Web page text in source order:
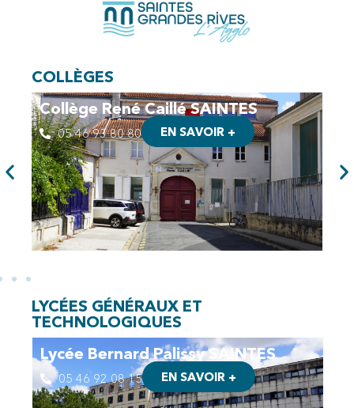
COLLÈGES
Collège René Caillé SAINTES
05 46 93 80 80 EN SAVOIR +
LYCÉES GÉNÉRAUX ET
TECHNOLOGIQUES
Lycée Bernard Palissy SAINTES
05 46 92 08 15 EN SAVOIR +